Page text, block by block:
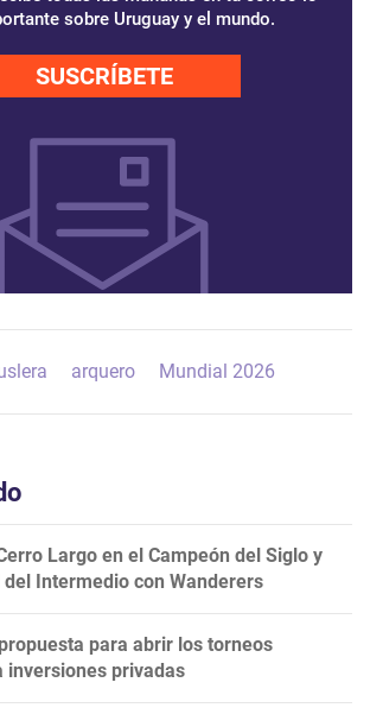
sobre Uruguay y el mundo.
SUSCRÍBETE
arquero Mundial 2026
Largo en el Campeón del Siglo y
Intermedio con Wanderers
para abrir los torneos
inversiones privadas